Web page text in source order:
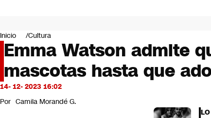
Mundo
Negocios
Deportes
Programas completos
Cultura
Servicios
Bits
CNN Data
Inicio Cultura
Emma Watson admite
mascotas hasta que
14- 12- 2023 16:02
Por Camila Morandé G.